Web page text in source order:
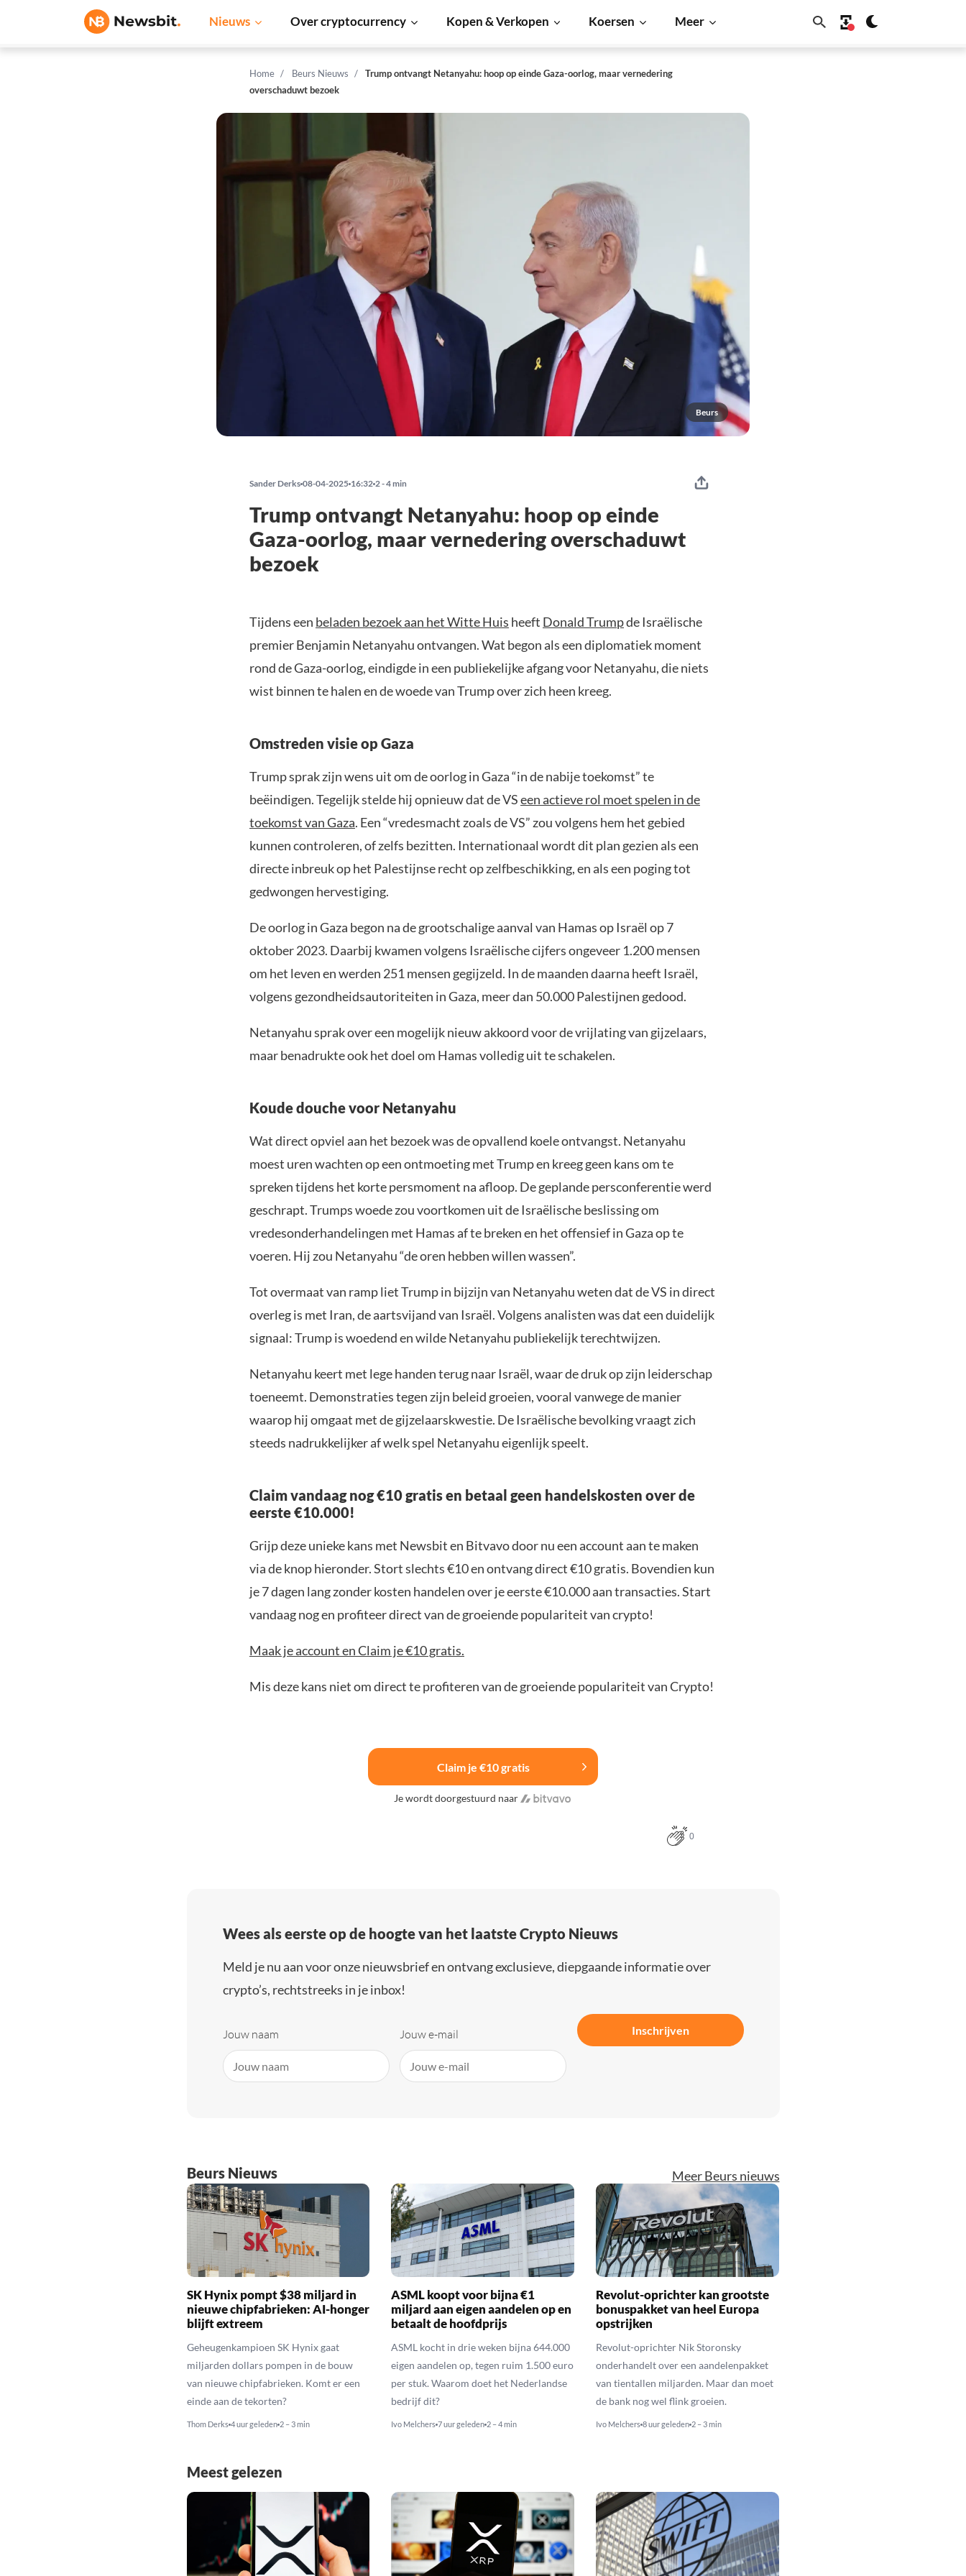
Nieuws Over cryptocurrency Kopen & Verkopen Koersen Meer
Home Beurs Nieuws
Trump ontvangt Netanyahu: hoop op einde Gaza-oorlog, maar vernedering
overschaduwt bezoek
Beurs
Sander Derks 08-04-2025 16:32 2 - 4 min
Trump ontvangt Netanyahu: hoop op einde
Gaza-oorlog, maar vernedering overschaduwt
bezoek
Tijdens een beladen bezoek aan het Witte Huis heeft Donald Trumpde Israëlische
premier Benjamin Netanyahu ontvangen. Wat begon als een diplomatiek moment
rond de Gaza-oorlog, eindigde in een publiekelijke afgang voor Netanyahu, die niets
wist binnen te halen en de woede van Trump over zich heen kreeg.
Omstreden visie op Gaza
Trump sprak zijn wens uit om de oorlog in Gaza “in de nabije toekomst” te
beëindigen. Tegelijk stelde hij opnieuw dat de VSeen actieve rol moet spelen in de
toekomst van Gaza. Een “vredesmacht zoals de VS” zou volgens hem het gebied
kunnen controleren, of zelfs bezitten. Internationaal wordt dit plan gezien als een
directe inbreuk op het Palestijnse recht op zelfbeschikking, en als een poging tot
gedwongen hervestiging.
De oorlog in Gaza begon na de grootschalige aanval van Hamas op Israël op 7
oktober 2023. Daarbij kwamen volgens Israëlische cijfers ongeveer 1.200 mensen
om het leven en werden 251 mensen gegijzeld. In de maanden daarna heeft Israël,
volgens gezondheidsautoriteiten in Gaza, meer dan 50.000 Palestijnen gedood.
Netanyahu sprak over een mogelijk nieuw akkoord voor de vrijlating van gijzelaars,
maar benadrukte ook het doel om Hamas volledig uit te schakelen.
Koude douche voor Netanyahu
Wat direct opviel aan het bezoek was de opvallend koele ontvangst. Netanyahu
moest uren wachten op een ontmoeting met Trump en kreeg geen kans om te
spreken tijdens het korte persmoment na afloop. De geplande persconferentie werd
geschrapt. Trumps woede zou voortkomen uit de Israëlische beslissing om
vredesonderhandelingen met Hamas af te breken en het offensief in Gaza op te
voeren. Hij zou Netanyahu “de oren hebben willen wassen”.
Tot overmaat van ramp liet Trump in bijzijn van Netanyahu weten dat de VS in direct
overleg is met Iran, de aartsvijand van Israël. Volgens analisten was dat een duidelijk
signaal: Trump is woedend en wilde Netanyahu publiekelijk terechtwijzen.
Netanyahu keert met lege handen terug naar Israël, waar de druk op zijn leiderschap
toeneemt. Demonstraties tegen zijn beleid groeien, vooral vanwege de manier
waarop hij omgaat met de gijzelaarskwestie. De Israëlische bevolking vraagt zich
steeds nadrukkelijker af welk spel Netanyahu eigenlijk speelt.
Claim vandaag nog €10 gratis en betaal geen handelskosten over de
eerste €10.000!
Grijp deze unieke kans met Newsbit en Bitvavo door nu een account aan te maken
via de knop hieronder. Stort slechts €10 en ontvang direct €10 gratis. Bovendien kun
je 7 dagen lang zonder kosten handelen over je eerste €10.000 aan transacties. Start
vandaag nog en profiteer direct van de groeiende populariteit van crypto!
Maak je account en Claim je €10 gratis.
Mis deze kans niet om direct te profiteren van de groeiende populariteit van Crypto!
Claim je €10 gratis
Je wordt doorgestuurd naar
0
Wees als eerste op de hoogte van het laatste Crypto Nieuws
Meld je nu aan voor onze nieuwsbrief en ontvang exclusieve, diepgaande informatie over
crypto’s, rechtstreeks in je inbox!
Jouw naam Jouw e-mail Inschrijven
Beurs Nieuws Meer Beurs nieuws
SK Hynix pompt $38 miljard in
nieuwe chipfabrieken: AI-honger
blijft extreem
Geheugenkampioen SK Hynix gaat
miljarden dollars pompen in de bouw
van nieuwe chipfabrieken. Komt er een
einde aan de tekorten?
Thom Derks 4 uur geleden 2 – 3 min
ASML koopt voor bijna €1
miljard aan eigen aandelen op en
betaalt de hoofdprijs
ASML kocht in drie weken bijna 644.000
eigen aandelen op, tegen ruim 1.500 euro
per stuk. Waarom doet het Nederlandse
bedrijf dit?
Ivo Melchers 7 uur geleden 2 – 4 min
Revolut-oprichter kan grootste
bonuspakket van heel Europa
opstrijken
Revolut-oprichter Nik Storonsky
onderhandelt over een aandelenpakket
van tientallen miljarden. Maar dan moet
de bank nog wel flink groeien.
Ivo Melchers 8 uur geleden 2 – 3 min
Meest gelezen